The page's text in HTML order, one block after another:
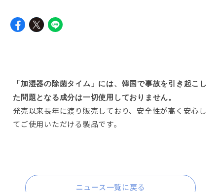
「加湿器の除菌タイム」には、韓国で事故を引き起こし
た問題となる成分は一切使用しておりません。
発売以来長年に渡り販売しており、安全性が高く安心し
てご使用いただける製品です。
ニュース一覧に戻る